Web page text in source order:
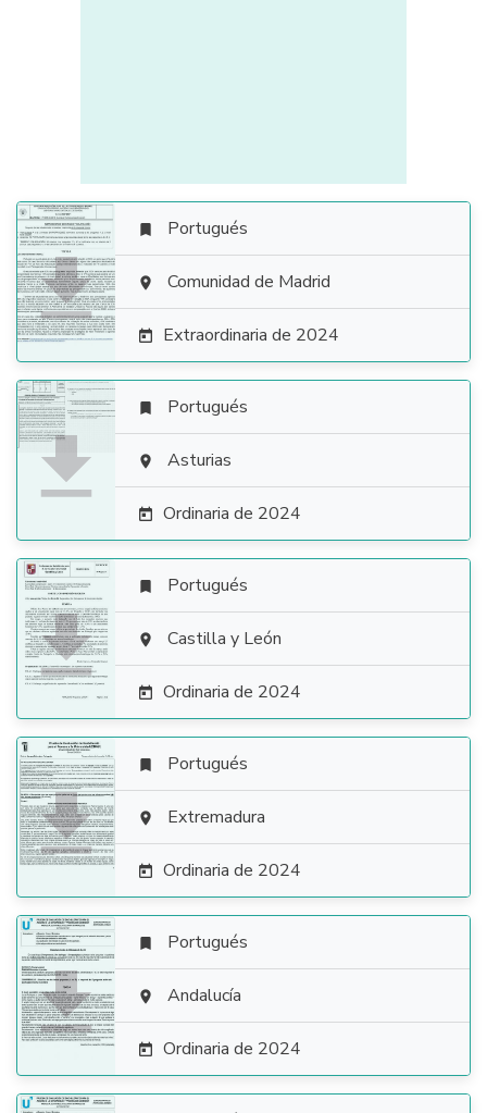

 Portugués
 Comunidad de Madrid
 Extraordinaria de 2024

 Portugués
 Asturias
 Ordinaria de 2024

 Portugués
 Castilla y León
 Ordinaria de 2024

 Portugués
 Extremadura
 Ordinaria de 2024

 Portugués
 Andalucía
 Ordinaria de 2024